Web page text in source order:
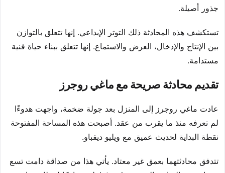
جذور أصيلة.
تستكشف هذه المحادثة ذلك التوتر الإبداعي. إنها تتعلق بالتوازن
بين الإنتاج والإدخال، العرض والاستماع. إنها تتعلق ببناء حياة فنية
مستدامة.
تقديم محادثة صريحة مع ماغي روجرز
عادت ماغي روجرز إلى المنزل بعد جولة ضخمة، واجهت هدوءًا
لم تعرفه منذ ما يقرب من عقد. أصبحت هذه المساحة المفتوحة
نقطة البداية لحديث عميق مع ويليو ديفباو.
تتدفق محادثتهما بعمق غير معتاد. يأتي هذا من صداقة دامت تسع